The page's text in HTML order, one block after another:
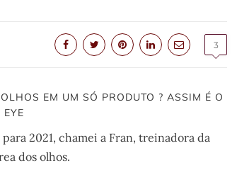
3
EM UM SÓ PRODUTO ? ASSIM É O
2021, chamei a Fran, treinadora da
dos olhos.